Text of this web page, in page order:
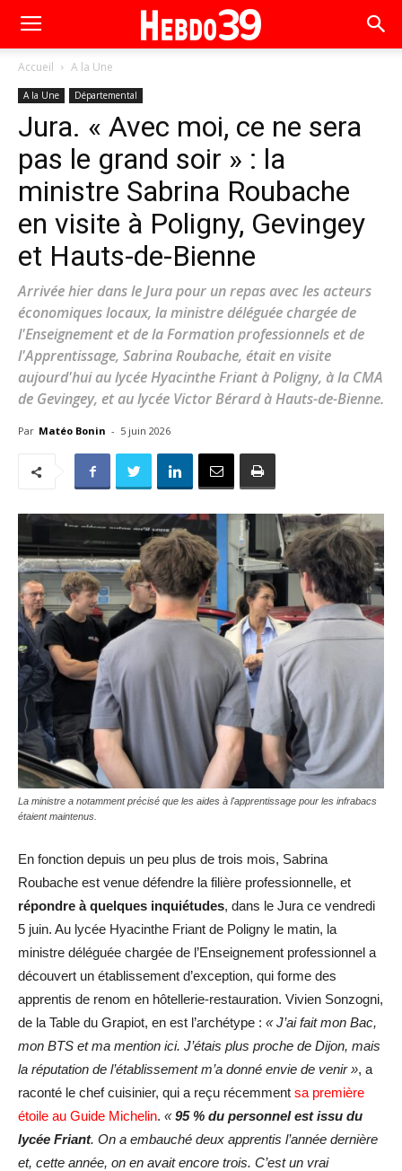
Accueil A la Une
A la Une Départemental
Jura. « Avec moi, ce ne sera
pas le grand soir » : la
ministre Sabrina Roubache
en visite à Poligny, Gevingey
et Hauts-de-Bienne
Arrivée hier dans le Jura pour un repas avec les acteurs
économiques locaux, la ministre déléguée chargée de
l'Enseignement et de la Formation professionnels et de
l'Apprentissage, Sabrina Roubache, était en visite
aujourd'hui au lycée Hyacinthe Friant à Poligny, à la CMA
de Gevingey, et au lycée Victor Bérard à Hauts-de-Bienne.
Par Matéo Bonin - 5 juin 2026
La ministre a notamment précisé que les aides à l'apprentissage pour les infrabacs
étaient maintenus.
En fonction depuis un peu plus de trois mois, Sabrina
Roubache est venue défendre la filière professionnelle, et
répondre à quelques inquiétudes, dans le Jura ce vendredi
5 juin. Au lycée Hyacinthe Friant de Poligny le matin, la
ministre déléguée chargée de l’Enseignement professionnel a
découvert un établissement d’exception, qui forme des
apprentis de renom en hôtellerie-restauration. Vivien Sonzogni,
de la Table du Grapiot, en est l’archétype : « J’ai fait mon Bac,
mon BTS et ma mention ici. J’étais plus proche de Dijon, mais
la réputation de l’établissement m’a donné envie de venir », a
raconté le chef cuisinier, qui a reçu récemment sa première
étoile au Guide Michelin. «95 % du personnel est issu du
lycée Friant. On a embauché deux apprentis l’année dernière
et, cette année, on en avait encore trois. C’est un vrai